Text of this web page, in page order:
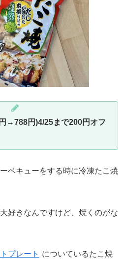
→788円)4/25まで200円オフ
ベキューをする時に冷凍たこ焼
好きなんですけど、焼くのがな
プレート についているたこ焼